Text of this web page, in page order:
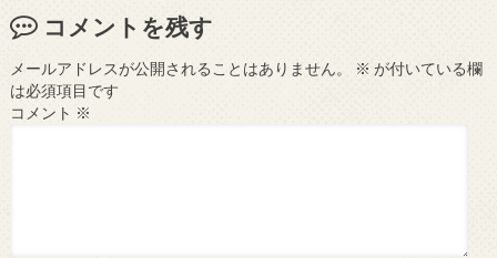
コメントを残す
メールアドレスが公開されることはありません。 ※ が付いている欄
は必須項目です
コメント ※